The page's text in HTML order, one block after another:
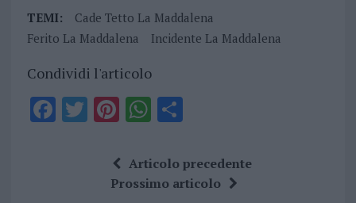
TEMI:
Cade Tetto La Maddalena
Ferito La Maddalena
Incidente La Maddalena
Condividi l'articolo
F T Pi
te
re
W
at
s
S
a
re
Articolo precedente
Prossimo articolo